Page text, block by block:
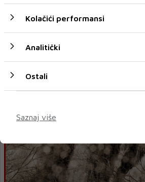
Grci se pripremaju za turističku
Kolačići performansi
Analitički
Ostali
Saznaj više